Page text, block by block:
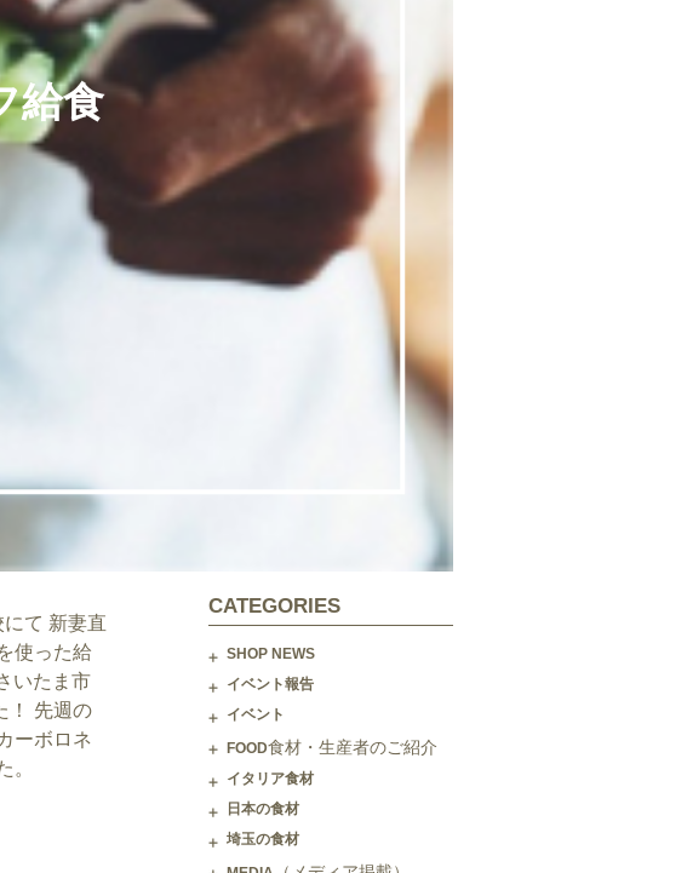
給食
て 新妻直
使った給
いたま市
！ 先週の
ーボロネ
。
CATEGORIES
SHOP NEWS
イベント報告
イベント
FOOD食材・生産者のご紹介
イタリア食材
日本の食材
埼玉の食材